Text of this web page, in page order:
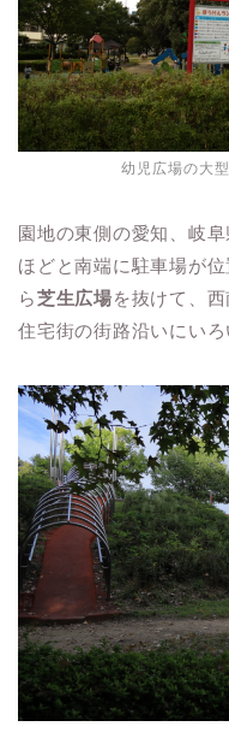
幼児広場の大
園地の東側の愛知、岐
ほどと南端に駐車場が
ら芝生広場を抜けて、
住宅街の街路沿いにい